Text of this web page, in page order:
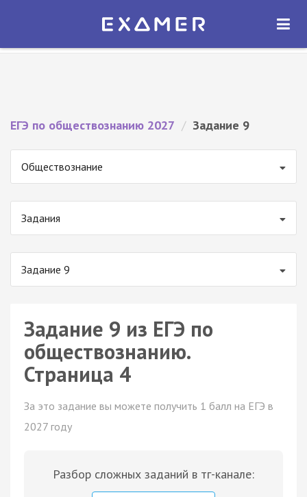
Экзамер — ЕГЭ 2027
ОТКРЫТЬ
ЕГЭ по обществознанию 2027 / Задание 9
Обществознание
Задания
Задание 9
Задание 9 из ЕГЭ по
обществознанию.
Страница 4
За это задание вы можете получить 1 балл на ЕГЭ в
2027 году
Разбор сложных заданий в тг-канале: